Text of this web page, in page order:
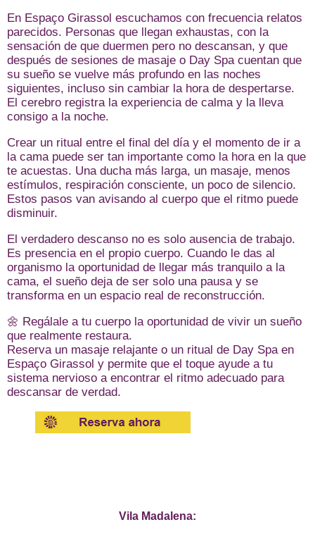
En Espaço Girassol escuchamos con frecuencia relatos
parecidos. Personas que llegan exhaustas, con la
sensación de que duermen pero no descansan, y que
después de sesiones de masaje o Day Spa cuentan que
su sueño se vuelve más profundo en las noches
siguientes, incluso sin cambiar la hora de despertarse.
El cerebro registra la experiencia de calma y la lleva
consigo a la noche.
Crear un ritual entre el final del día y el momento de ir a
la cama puede ser tan importante como la hora en la que
te acuestas. Una ducha más larga, un masaje, menos
estímulos, respiración consciente, un poco de silencio.
Estos pasos van avisando al cuerpo que el ritmo puede
disminuir.
El verdadero descanso no es solo ausencia de trabajo.
Es presencia en el propio cuerpo. Cuando le das al
organismo la oportunidad de llegar más tranquilo a la
cama, el sueño deja de ser solo una pausa y se
transforma en un espacio real de reconstrucción.
🌼 Regálale a tu cuerpo la oportunidad de vivir un sueño
que realmente restaura.
Reserva un masaje relajante o un ritual de Day Spa en
Espaço Girassol y permite que el toque ayude a tu
sistema nervioso a encontrar el ritmo adecuado para
descansar de verdad.
Vila Madalena: